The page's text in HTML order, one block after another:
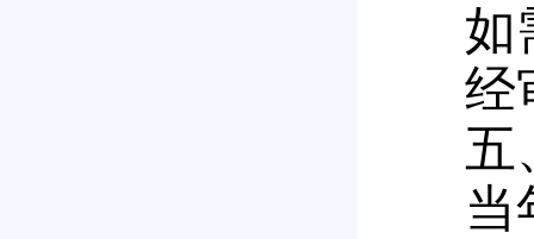
如
经
五
当